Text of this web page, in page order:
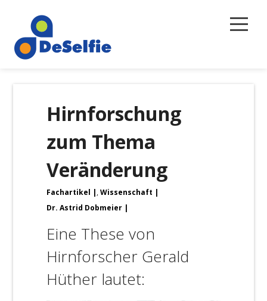
Magazin
Über uns
Newsletter
Kontakt
Hirnforschung
zum Thema
Veränderung
Fachartikel , Wissenschaft
Dr. Astrid Dobmeier
Eine These von
Hirnforscher Gerald
Hüther lautet: